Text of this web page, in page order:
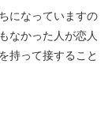
になっていますの
なかった人が恋人
持って接すること